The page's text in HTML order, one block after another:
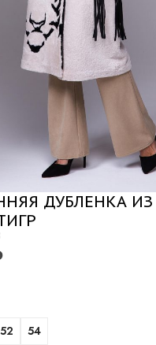
чтобы увеличить
ДУБЛЕНКА
52 54